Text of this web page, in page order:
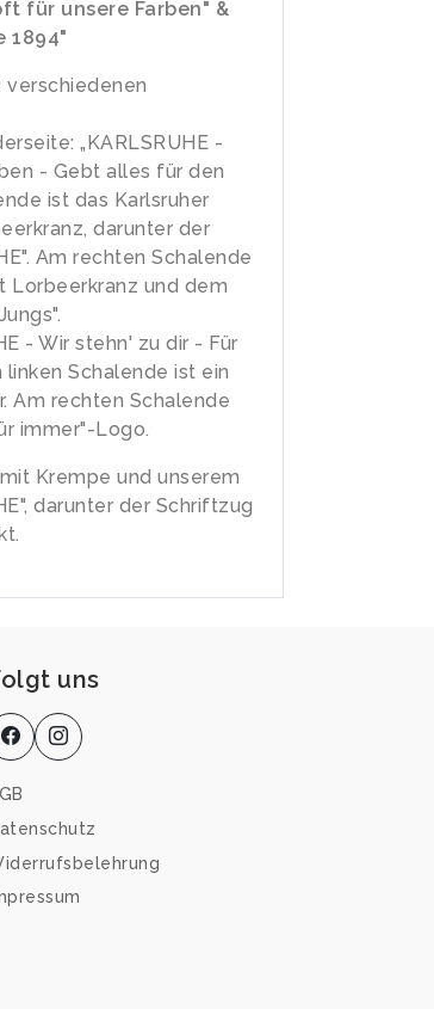
für unsere Farben" &
1894"
verschiedenen
„KARLSRUHE -
- Gebt alles für den
ist das Karlsruher
darunter der
Am rechten Schalende
Lorbeerkranz und dem
- Wir stehn' zu dir - Für
Schalende ist ein
Am rechten Schalende
immer"-Logo.
Krempe und unserem
darunter der Schriftzug
uns